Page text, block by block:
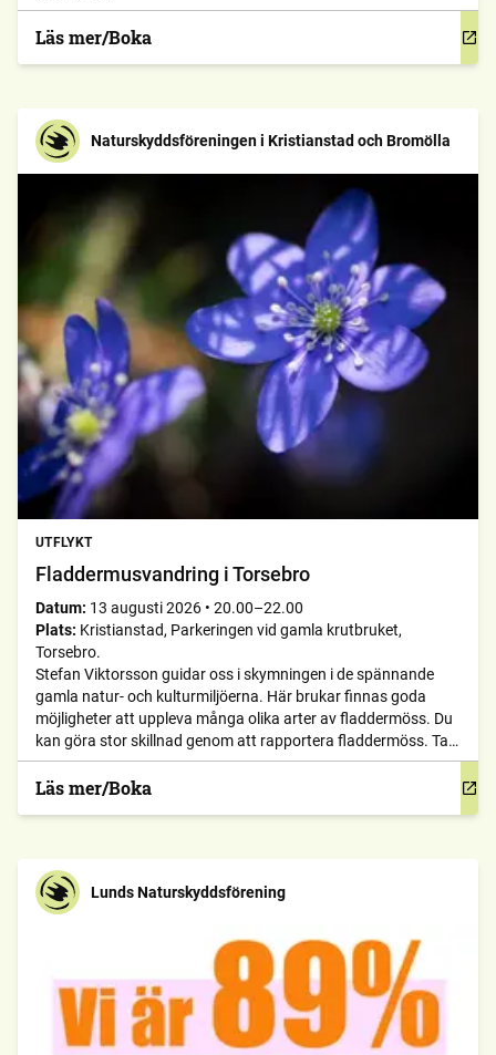
Läs mer/Boka
Naturskyddsföreningen i Kristianstad och Bromölla
UTFLYKT
Fladdermusvandring i Torsebro
Datum: 13 augusti 2026 • 20.00–22.00
Plats: Kristianstad, Parkeringen vid gamla krutbruket,
Torsebro.
Stefan Viktorsson guidar oss i skymningen i de spännande
gamla natur- och kulturmiljöerna. Här brukar finnas goda
möjligheter att uppleva många olika arter av fladdermöss. Du
kan göra stor skillnad genom att rapportera fladdermöss. Ta
med detektor om du har egen.
Läs mer/Boka
Lunds Naturskyddsförening